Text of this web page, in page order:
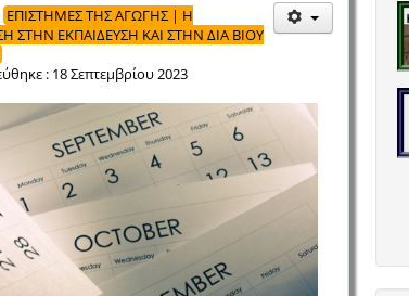
ΕΠΙΣΤΗΜΕΣ ΤΗΣ ΑΓΩΓΗΣ | Η
ΣΤΗΝ ΕΚΠΑΙΔΕΥΣΗ ΚΑΙ ΣΤΗΝ ΔΙΑ ΒΙΟΥ
: 18 Σεπτεμβρίου 2023